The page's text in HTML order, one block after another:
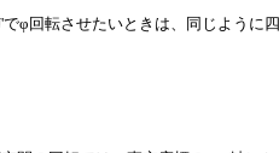
φ回転させたいときは、同じように